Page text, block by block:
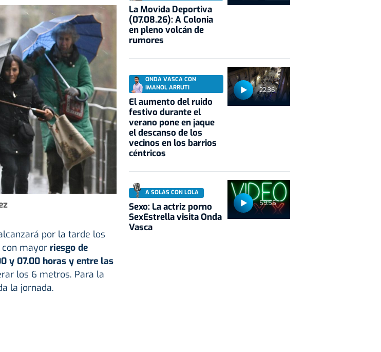
por la tarde los
mayorriesgo de
y 07.00 horas y entre las
los 6 metros. Para la
la jornada.
La Movida Deportiva
(07.08.26): A Colonia
en pleno volcán de
rumores
22:36
ONDA VASCA CON
IMANOL ARRUTI
El aumento del ruido
festivo durante el
verano pone en jaque
el descanso de los
vecinos en los barrios
céntricos
59:55
A SOLAS CON LOLA
Sexo: La actriz porno
SexEstrella visita Onda
Vasca